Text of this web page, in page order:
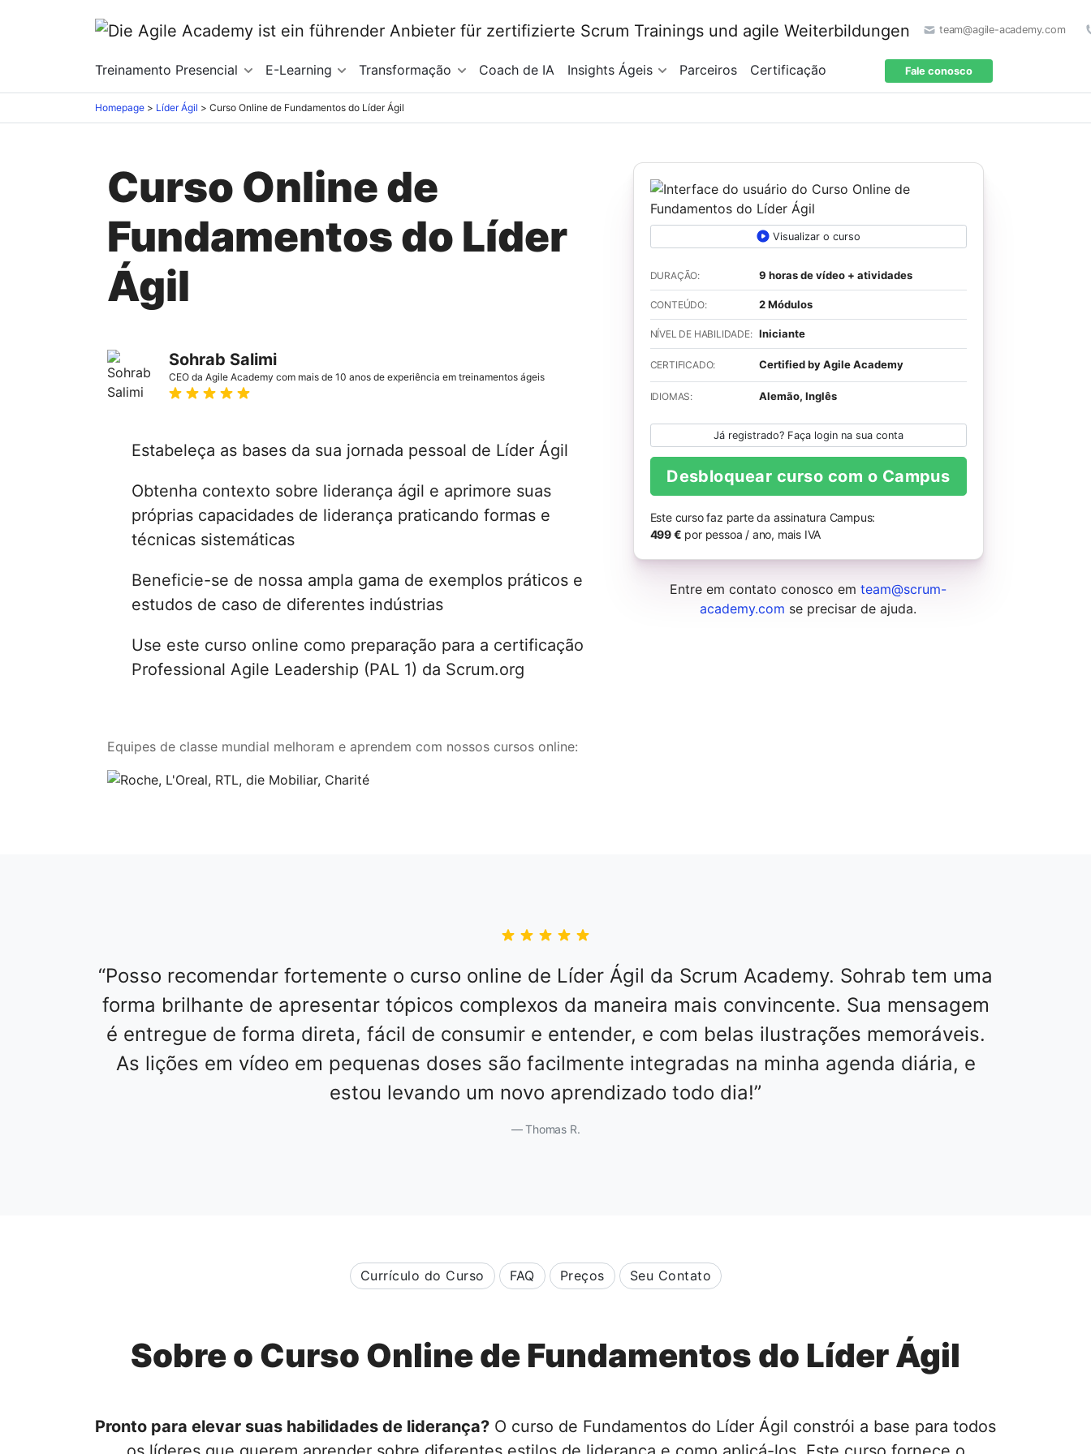
team@agile-academy.com
Treinamento Presencial E-Learning Transformação Coach de IA Insights Ágeis Parceiros Certificação Fale conosco
Homepage > Líder Ágil > Curso Online de Fundamentos do Líder Ágil
Visualizar o curso
DURAÇÃO: 9 horas de vídeo + atividades
CONTEÚDO: 2 Módulos
NÍVEL DE HABILIDADE: Iniciante
CERTIFICADO: Certified by Agile Academy
IDIOMAS: Alemão, Inglês
Já registrado? Faça login na sua conta
Desbloquear curso com o Campus
Este curso faz parte da assinatura Campus:
499 € por pessoa / ano, mais IVA
Entre em contato conosco emteam@scrum-
academy.com se precisar de ajuda.
Curso Online de
Fundamentos do Líder
Ágil
Sohrab Salimi
CEO da Agile Academy com mais de 10 anos de experiência em treinamentos ágeis
Estabeleça as bases da sua jornada pessoal de Líder Ágil
Obtenha contexto sobre liderança ágil e aprimore suas
próprias capacidades de liderança praticando formas e
técnicas sistemáticas
Beneficie-se de nossa ampla gama de exemplos práticos e
estudos de caso de diferentes indústrias
Use este curso online como preparação para a certificação
Professional Agile Leadership (PAL 1) da Scrum.org
Equipes de classe mundial melhoram e aprendem com nossos cursos online:
Posso recomendar fortemente o curso online de Líder Ágil da Scrum Academy. Sohrab tem uma
forma brilhante de apresentar tópicos complexos da maneira mais convincente. Sua mensagem
é entregue de forma direta, fácil de consumir e entender, e com belas ilustrações memoráveis.
As lições em vídeo em pequenas doses são facilmente integradas na minha agenda diária, e
estou levando um novo aprendizado todo dia!
Thomas R.
Currículo do Curso FAQ Preços Seu Contato
Sobre o Curso Online de Fundamentos do Líder Ágil
Pronto para elevar suas habilidades de liderança? O curso de Fundamentos do Líder Ágil constrói a base para todos